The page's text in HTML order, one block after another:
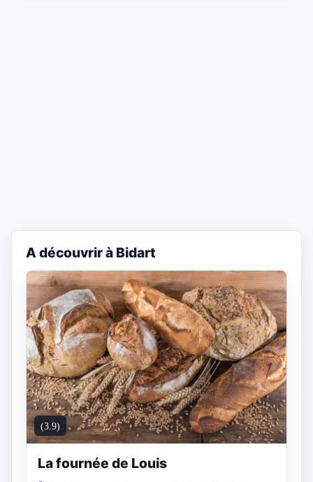
A découvrir à Bidart
(3.9)
La fournée de Louis